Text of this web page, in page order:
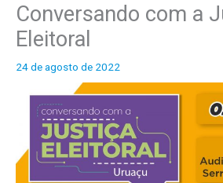
Conversando com a
Eleitoral
24 de agosto de 2022
o
s